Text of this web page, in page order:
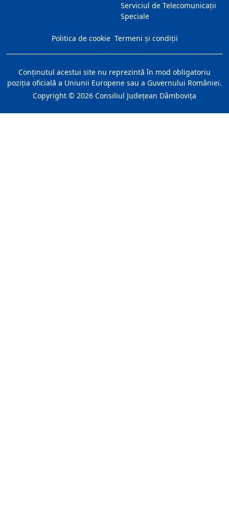
Serviciul de Telecomunicații
Speciale
Politica de cookie Termeni și condiții
Conţinutul acestui site nu reprezintă în mod obligatoriu
poziţia oficială a Uniunii Europene sau a Guvernului României.
Copyright © 2026 Consiliul Judeţean Dâmboviţa